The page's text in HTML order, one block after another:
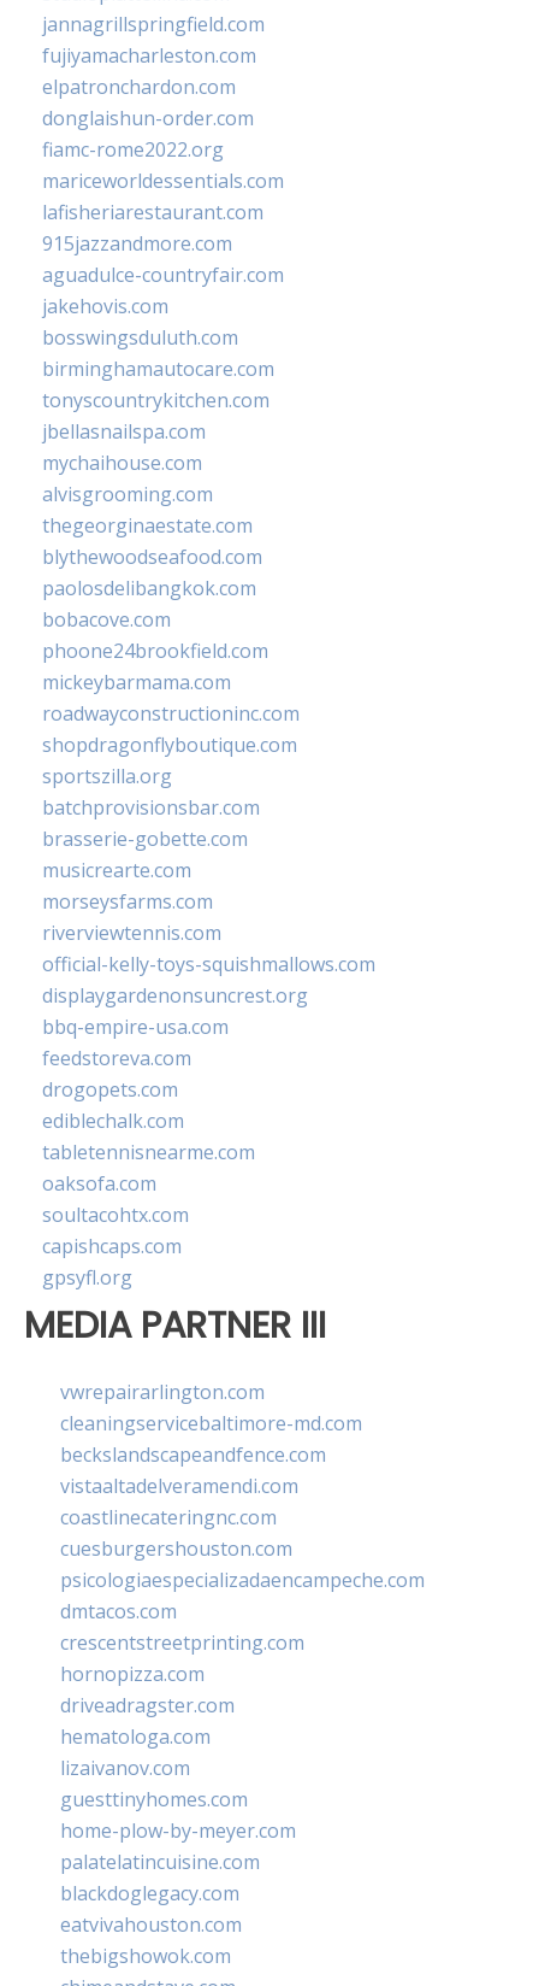
jannagrillspringfield.com
fujiyamacharleston.com
elpatronchardon.com
donglaishun-order.com
fiamc-rome2022.org
mariceworldessentials.com
lafisheriarestaurant.com
915jazzandmore.com
aguadulce-countryfair.com
jakehovis.com
bosswingsduluth.com
birminghamautocare.com
tonyscountrykitchen.com
jbellasnailspa.com
mychaihouse.com
alvisgrooming.com
thegeorginaestate.com
blythewoodseafood.com
paolosdelibangkok.com
bobacove.com
phoone24brookfield.com
mickeybarmama.com
roadwayconstructioninc.com
shopdragonflyboutique.com
sportszilla.org
batchprovisionsbar.com
brasserie-gobette.com
musicrearte.com
morseysfarms.com
riverviewtennis.com
official-kelly-toys-squishmallows.com
displaygardenonsuncrest.org
bbq-empire-usa.com
feedstoreva.com
drogopets.com
ediblechalk.com
tabletennisnearme.com
oaksofa.com
soultacohtx.com
capishcaps.com
gpsyfl.org
MEDIA PARTNER III
vwrepairarlington.com
cleaningservicebaltimore-md.com
beckslandscapeandfence.com
vistaaltadelveramendi.com
coastlinecateringnc.com
cuesburgershouston.com
psicologiaespecializadaencampeche.com
dmtacos.com
crescentstreetprinting.com
hornopizza.com
driveadragster.com
hematologa.com
lizaivanov.com
guesttinyhomes.com
home-plow-by-meyer.com
palatelatincuisine.com
blackdoglegacy.com
eatvivahouston.com
thebigshowok.com